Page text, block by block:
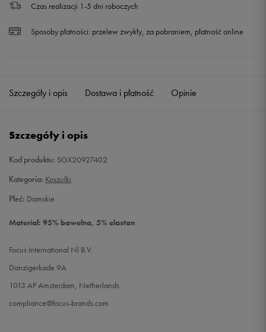
Czas realizacji 1-5 dni roboczych
Sposoby płatności: przelew zwykły, za pobraniem, płatność online
Szczegóły i opis Dostawa i płatność Opinie
Szczegóły i opis
Kod produktu: SGX20927402
Kategoria: Koszulki
Płeć: Damskie
Materiał: 95% bawełna, 5% elastan
Focus International Nl B.V.
Danzigerkade 9A
1013 AP Amsterdam, Netherlands
compliance@focus-brands.com